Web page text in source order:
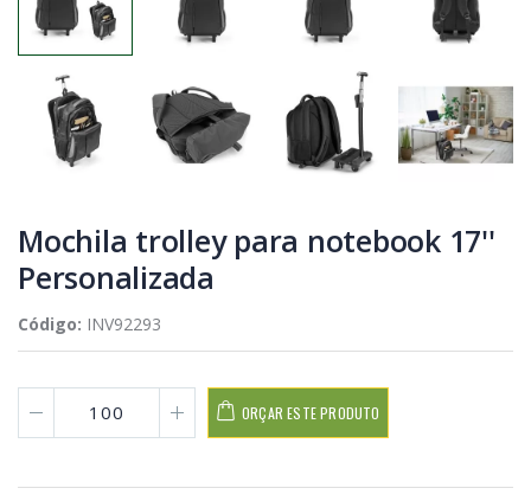
Mochila trolley para notebook 17''
Personalizada
Código: INV92293
ORÇAR ESTE PRODUTO